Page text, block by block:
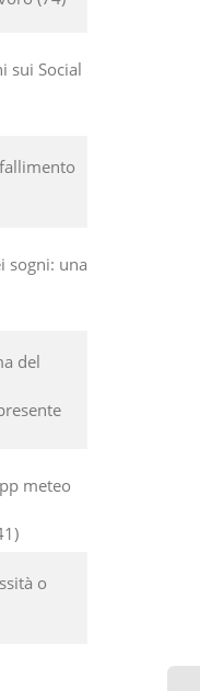
sui Social
sogni: una
del
meteo
o